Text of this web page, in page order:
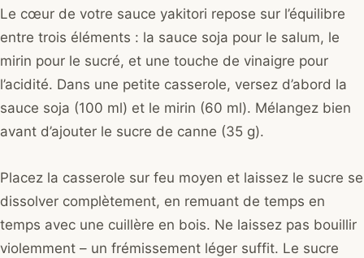
Le cœur de votre sauce yakitori repose sur l’équilibre
entre trois éléments : la sauce soja pour le salum, le
mirin pour le sucré, et une touche de vinaigre pour
l’acidité. Dans une petite casserole, versez d’abord la
sauce soja (100 ml) et le mirin (60 ml). Mélangez bien
avant d’ajouter le sucre de canne (35 g).
Placez la casserole sur feu moyen et laissez le sucre se
dissolver complètement, en remuant de temps en
temps avec une cuillère en bois. Ne laissez pas bouillir
violemment – un frémissement léger suffit. Le sucre